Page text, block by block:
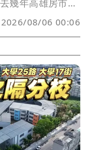
幾年高雄房市買
制導致交易動能
計全台將面臨大
氣！《壹蘋新聞
雄屋齡2年內新
與租金發現，所
均呈現走揚，但
位數2-2.1萬元盤
觀態勢。
2026/08/06 00:06